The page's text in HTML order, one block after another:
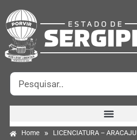
Home » LICENCIATURA – ARACAJU